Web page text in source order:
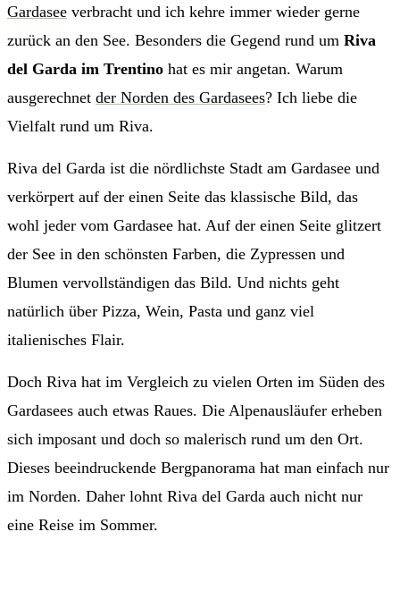
Gardasee verbracht und ich kehre immer wieder gerne
zurück an den See. Besonders die Gegend rund um Riva
del Garda im Trentino hat es mir angetan. Warum
ausgerechnet der Norden des Gardasees? Ich liebe die
Vielfalt rund um Riva.
Riva del Garda ist die nördlichste Stadt am Gardasee und
verkörpert auf der einen Seite das klassische Bild, das
wohl jeder vom Gardasee hat. Auf der einen Seite glitzert
der See in den schönsten Farben, die Zypressen und
Blumen vervollständigen das Bild. Und nichts geht
natürlich über Pizza, Wein, Pasta und ganz viel
italienisches Flair.
Doch Riva hat im Vergleich zu vielen Orten im Süden des
Gardasees auch etwas Raues. Die Alpenausläufer erheben
sich imposant und doch so malerisch rund um den Ort.
Dieses beeindruckende Bergpanorama hat man einfach nur
im Norden. Daher lohnt Riva del Garda auch nicht nur
eine Reise im Sommer.